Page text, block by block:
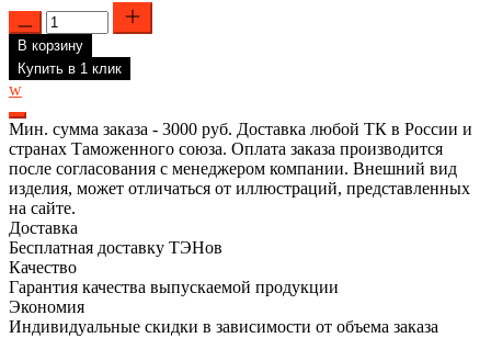
Количество
товара
Комплект
ТЭН
RF
1500W,
медь,
D92мм,
М6,
клеммы
под
разъем,
L240мм,
горизонтальный
220V+
прокладка
+
В корзину
Купить в 1 клик
w
Мин. сумма заказа - 3000 руб. Доставка любой ТК в России и
странах Таможенного союза. Оплата заказа производится
после согласования с менеджером компании. Внешний вид
изделия, может отличаться от иллюстраций, представленных
на сайте.
Доставка
Бесплатная доставку ТЭНов
Качество
Гарантия качества выпускаемой продукции
Экономия
Индивидуальные скидки в зависимости от объема заказа